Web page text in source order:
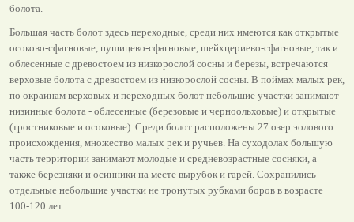
болота.
Большая часть болот здесь переходные, среди них имеются как открытые
осоково-сфагновые, пушицево-сфагновые, шейхцериево-сфагновые, так и
облесенные с древостоем из низкорослой сосны и березы, встречаются
верховые болота с древостоем из низкорослой сосны. В поймах малых рек,
по окраинам верховых и переходных болот небольшие участки занимают
низинные болота - облесенные (березовые и черноольховые) и открытые
(тростниковые и осоковые). Среди болот расположены 27 озер эолового
происхождения, множество малых рек и ручьев. На суходолах большую
часть территории занимают молодые и средневозрастные сосняки, а
также березняки и осинники на месте вырубок и гарей. Сохранились
отдельные небольшие участки не тронутых рубками боров в возрасте
100-120 лет.